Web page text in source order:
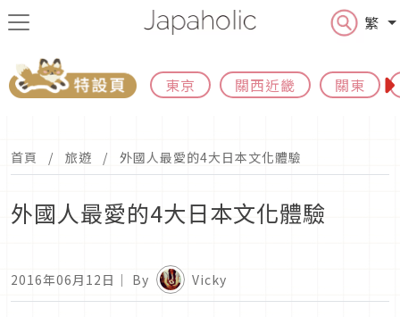
繁
東京 關西近畿 關東
首頁 旅遊 外國人最愛的4大日本文化體驗
外國人最愛的4大日本文化體驗
2016年06月12日 ｜ By Vicky